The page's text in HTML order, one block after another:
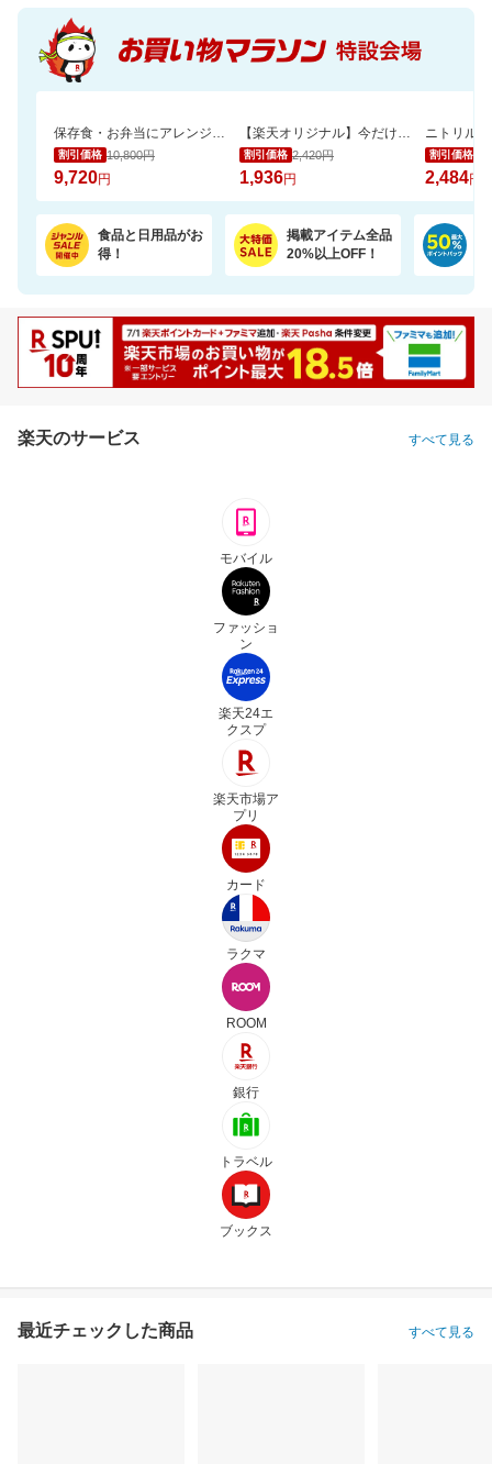
保存食・お弁当にアレンジ無限大！無添加調理＆常温保存可能ミートボール50袋セット
割引価格 10,800円
9,720円
【楽天オリジナル】今だけ20％OFFセール！高コスパのペットシーツ大容量！
割引価格 2,420円
1,936円
割引価格
2,484円
食品と日用品がお
得！
掲載アイテム全品
20%以上OFF！
楽天のサービス すべて見る
モバイル
ファッショ
ン
楽天24エ
クスプ
楽天市場ア
プリ
カード
ラクマ
ROOM
銀行
トラベル
ブックス
最近チェックした商品 すべて見る